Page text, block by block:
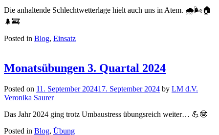
Die anhaltende Schlechtwetterlage hielt auch uns in Atem. 🌧️🌬️🏠
🌲🚒
Posted in Blog, Einsatz
Monatsübungen 3. Quartal 2024
Posted on 11. September 202417. September 2024 by LM d.V.
Veronika Saurer
Das Jahr 2024 ging trotz Umbaustress übungsreich weiter… 💪🤓
Posted in Blog, Übung